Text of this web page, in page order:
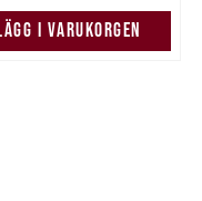
I VARUKORGEN